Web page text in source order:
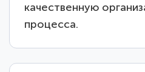
качественную
процесса.